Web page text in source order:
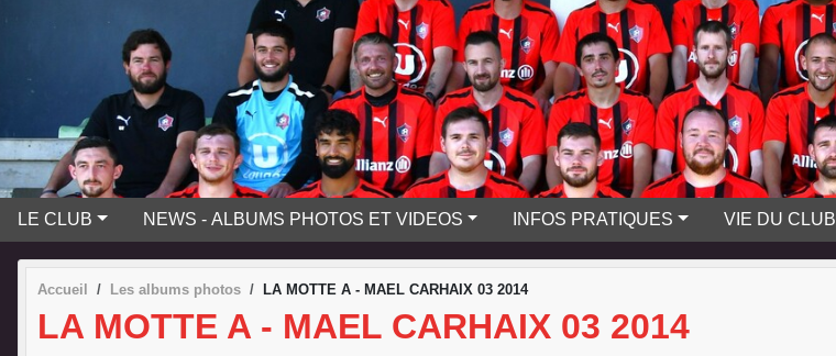
LE CLUB NEWS - ALBUMS PHOTOS ET VIDEOS INFOS PRATIQUES VIE DU CLUB
Accueil Les albums photos LA MOTTE A - MAEL CARHAIX 03 2014
LA MOTTE A - MAEL CARHAIX 03 2014